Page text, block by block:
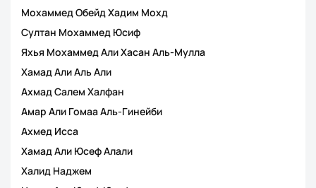
Мохаммед Обейд Хадим Мохд
Султан Мохаммед Юсиф
Яхья Мохаммед Али Хасан Аль-Мулла
Хамад Али Аль Али
Ахмад Салем Халфан
Амар Али Гомаа Аль-Гинейби
Ахмед Исса
Хамад Али Юсеф Алали
Халид Наджем